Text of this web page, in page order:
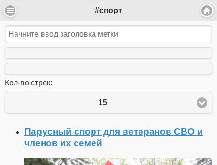
#спорт
Кол-во строк:
15
Парусный спорт для ветеранов СВО и
членов их семей